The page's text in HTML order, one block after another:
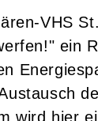
VHS
ein
wird hier